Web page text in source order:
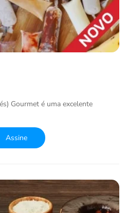
Gourmet é uma excelente